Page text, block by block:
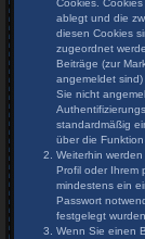
Cookies.
ablegt und die
diesen Cookies
zugeordnet
Beiträge (zur
angemeldet
Sie nicht
standardmäßig
über die Funktion
Weiterhin
Profil oder Ihrem
mindestens ein
Passwort
festgelegt
Wenn Sie einen